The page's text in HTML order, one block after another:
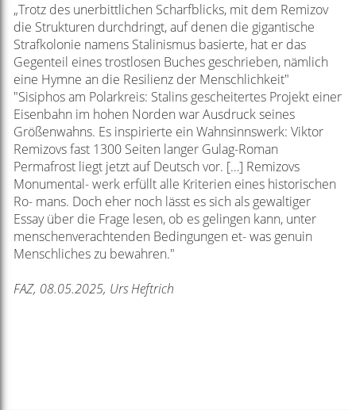
„Trotz des unerbittlichen Scharfblicks, mit dem Remizov
die Strukturen durchdringt, auf denen die gigantische
Strafkolonie namens Stalinismus basierte, hat er das
Gegenteil eines trostlosen Buches geschrieben, nämlich
eine Hymne an die Resilienz der Menschlichkeit"
"Sisiphos am Polarkreis: Stalins gescheitertes Projekt einer
Eisenbahn im hohen Norden war Ausdruck seines
Größenwahns. Es inspirierte ein Wahnsinnswerk: Viktor
Remizovs fast 1300 Seiten langer Gulag-Roman
Permafrost liegt jetzt auf Deutsch vor. […] Remizovs
Monumental- werk erfüllt alle Kriterien eines historischen
Ro- mans. Doch eher noch lässt es sich als gewaltiger
Essay über die Frage lesen, ob es gelingen kann, unter
menschenverachtenden Bedingungen et- was genuin
Menschliches zu bewahren."
FAZ, 08.05.2025, Urs Heftrich